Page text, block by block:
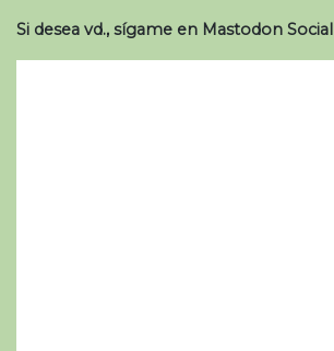
Si desea vd., sígame en Mastodon Social